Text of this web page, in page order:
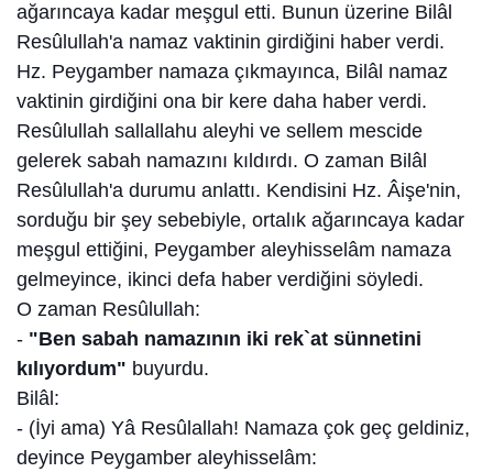
ağarıncaya kadar meşgul etti. Bunun üzerine Bilâl
Resûlullah'a namaz vaktinin girdiğini haber verdi.
Hz. Peygamber namaza çıkmayınca, Bilâl namaz
vaktinin girdiğini ona bir kere daha haber verdi.
Resûlullah sallallahu aleyhi ve sellem mescide
gelerek sabah namazını kıldırdı. O zaman Bilâl
Resûlullah'a durumu anlattı. Kendisini Hz. Âişe'nin,
sorduğu bir şey sebebiyle, ortalık ağarıncaya kadar
meşgul ettiğini, Peygamber aleyhisselâm namaza
gelmeyince, ikinci defa haber verdiğini söyledi.
O zaman Resûlullah:
- "Ben sabah namazının iki rek`at sünnetini
kılıyordum" buyurdu.
Bilâl:
- (İyi ama) Yâ Resûlallah! Namaza çok geç geldiniz,
deyince Peygamber aleyhisselâm: